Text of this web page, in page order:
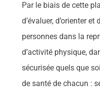
Par le biais de cette
d’évaluer, d’orienter et
personnes dans la
d’activité physique,
sécurisée quels que
de santé de chacun :